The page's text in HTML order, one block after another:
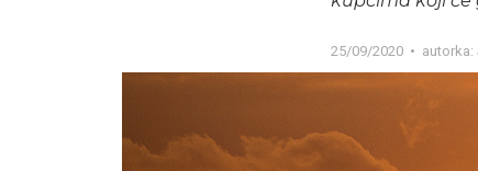
25/09/2020 autorka: